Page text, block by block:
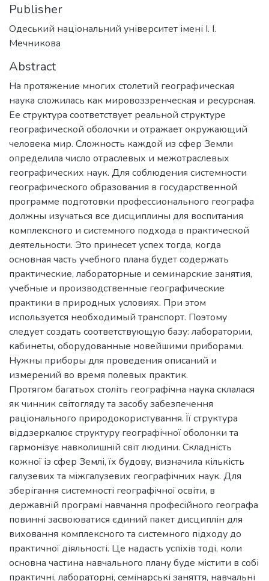
Publisher
Одеський національний університет імені І. І.
Мечникова
Abstract
На протяжение многих столетий географическая
наука сложилась как мировоззренческая и ресурсная.
Ее структура соответствует реальной структуре
географической оболочки и отражает окружающий
человека мир. Сложность каждой из сфер Земли
определила число отраслевых и межотраслевых
географических наук. Для соблюдения системности
географического образования в государственной
программе подготовки профессионального географа
должны изучаться все дисциплины для воспитания
комплексного и системного подхода в практической
деятельности. Это принесет успех тогда, когда
основная часть учебного плана будет содержать
практические, лабораторные и семинарские занятия,
учебные и производственные географические
практики в природных условиях. При этом
используется необходимый транспорт. Поэтому
следует создать соответствующую базу: лаборатории,
кабинеты, оборудованные новейшими приборами.
Нужны приборы для проведения описаний и
измерений во время полевых практик.
Протягом багатьох століть географічна наука склалася
як чинник світогляду та засобу забезпечення
раціонального природокористування. Її структура
віддзеркалює структуру географічної оболонки та
гармонізує навколишній світ людини. Складність
кожної із сфер Землі, їх будову, визначила кількість
галузевих та міжгалузевих географічних наук. Для
зберігання системності географічної освіти, в
державній програмі навчання професійного географа
повинні засвоюватися єдиний пакет дисциплін для
виховання комплексного та системного підходу до
практичної діяльності. Це надасть успіхів тоді, коли
основна частина навчального плану буде містити в собі
практичні, лабораторні, семінарські заняття, навчальні